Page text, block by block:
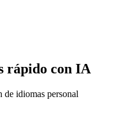
rápido con IA
idiomas personal